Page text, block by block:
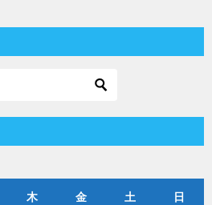
木 金 土 日